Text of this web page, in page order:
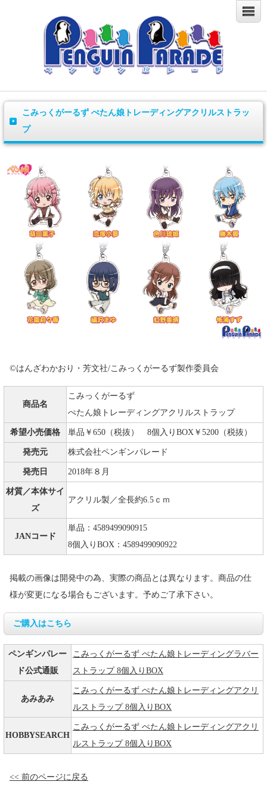
こみっくがーるず ぺたん娘トレーディングアクリルストラッ
プ
©はんざわかおり・芳文社/こみっくがーるず製作委員会
商品名
こみっくがーるず
ぺたん娘トレーディングアクリルストラップ
希望小売価格 単品￥650（税抜） 8個入りBOX￥5200（税抜）
発売元 株式会社ペンギンパレード
発売日 2018年８月
材質／本体サイ
ズ
アクリル製／全長約6.5ｃｍ
JANコード
単品：4589499090915
8個入りBOX：4589499090922
掲載の画像は開発中の為、実際の商品とは異なります。商品の仕
様が変更になる場合もございます。予めご了承下さい。
ご購入はこちら
ペンギンパレー
ド公式通販
こみっくがーるず ぺたん娘トレーディングラバー
ストラップ 8個入りBOX
あみあみ
こみっくがーるず ぺたん娘トレーディングアクリ
ルストラップ 8個入りBOX
HOBBYSEARCH
こみっくがーるず ぺたん娘トレーディングアクリ
ルストラップ 8個入りBOX
<< 前のページに戻る